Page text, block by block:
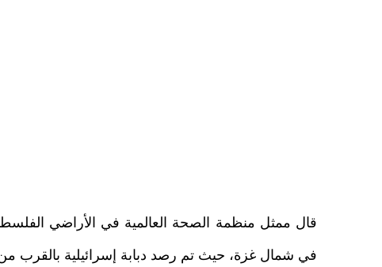
قال ممثل منظمة الصحة العالمية في الأراضي
في شمال غزة، حيث تم رصد دبابة إسرائيلية بالقرب